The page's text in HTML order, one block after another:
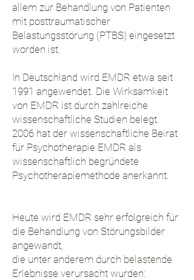
allem zur Behandlung von Patienten
mit posttraumatischer
Belastungsstörung (PTBS) eingesetzt
worden ist.
In Deutschland wird EMDR etwa seit
1991 angewendet. Die Wirksamkeit
von EMDR ist durch zahlreiche
wissenschaftliche Studien belegt.
2006 hat der wissenschaftliche Beirat
für Psychotherapie EMDR als
wissenschaftlich begründete
Psychotherapiemethode anerkannt.
Heute wird EMDR sehr erfolgreich für
die Behandlung von Störungsbilder
angewandt,
die unter anderem durch belastende
Erlebnisse verursacht wurden: